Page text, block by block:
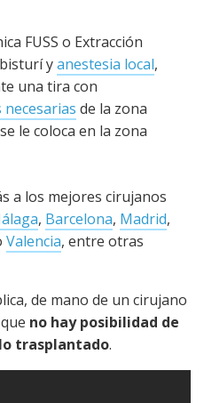
FUSS o Extracción
yanestesia local,
una tira con
de la zona
le coloca en la zona
a los mejores cirujanos
, Barcelona, Madrid,
Valencia, entre otras
de mano de un cirujano
no hay posibilidad de
trasplantado.